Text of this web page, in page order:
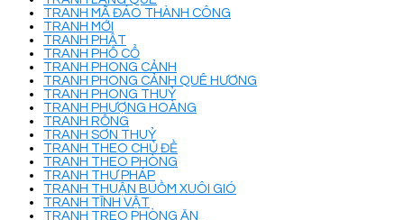
TRANH MÃ ĐÁO THÀNH CÔNG
TRANH MỚI
TRANH PHẬT
TRANH PHỐ CỔ
TRANH PHONG CẢNH
TRANH PHONG CẢNH QUÊ HƯƠNG
TRANH PHONG THUỶ
TRANH PHƯỢNG HOÀNG
TRANH RỒNG
TRANH SƠN THUỶ
TRANH THEO CHỦ ĐỀ
TRANH THEO PHÒNG
TRANH THƯ PHÁP
TRANH THUẬN BUỒM XUÔI GIÓ
TRANH TĨNH VẬT
TRANH TREO PHÒNG ĂN